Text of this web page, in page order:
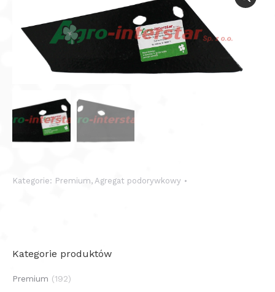
Kategorie: Premium, Agregat podorywkowy
Kategorie produktów
Premium (192)